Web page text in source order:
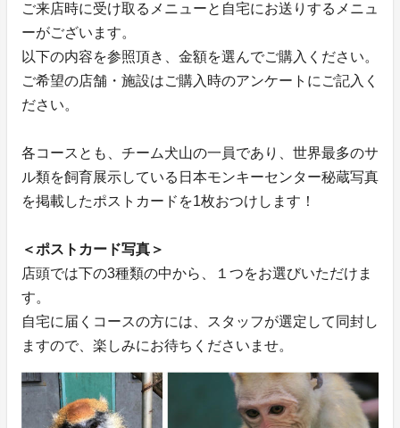
ご来店時に受け取るメニューと自宅にお送りするメニュ
ーがございます。
以下の内容を参照頂き、金額を選んでご購入ください。
ご希望の店舗・施設はご購入時のアンケートにご記入く
ださい。
各コースとも、チーム犬山の一員であり、世界最多のサ
ル類を飼育展示している日本モンキーセンター秘蔵写真
を掲載したポストカードを1枚おつけします！
＜ポストカード写真＞
店頭では下の3種類の中から、１つをお選びいただけま
す。
自宅に届くコースの方には、スタッフが選定して同封し
ますので、楽しみにお待ちくださいませ。